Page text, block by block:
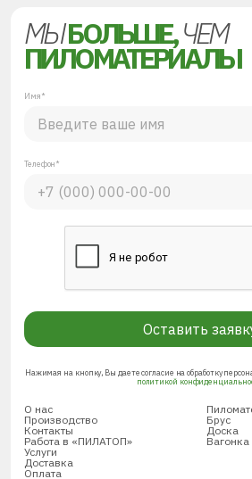
МЫБОЛЬШЕ,ЧЕМ
ПИЛОМАТЕРИАЛЫ
Имя*
Телефон*
Оставить
Нажимая на кнопку, Вы даете согласие на обработку
политикой
О нас
Производство
Контакты
Работа в «ПИЛАТОП»
Услуги
Доставка
Оплата
Брус
Доска